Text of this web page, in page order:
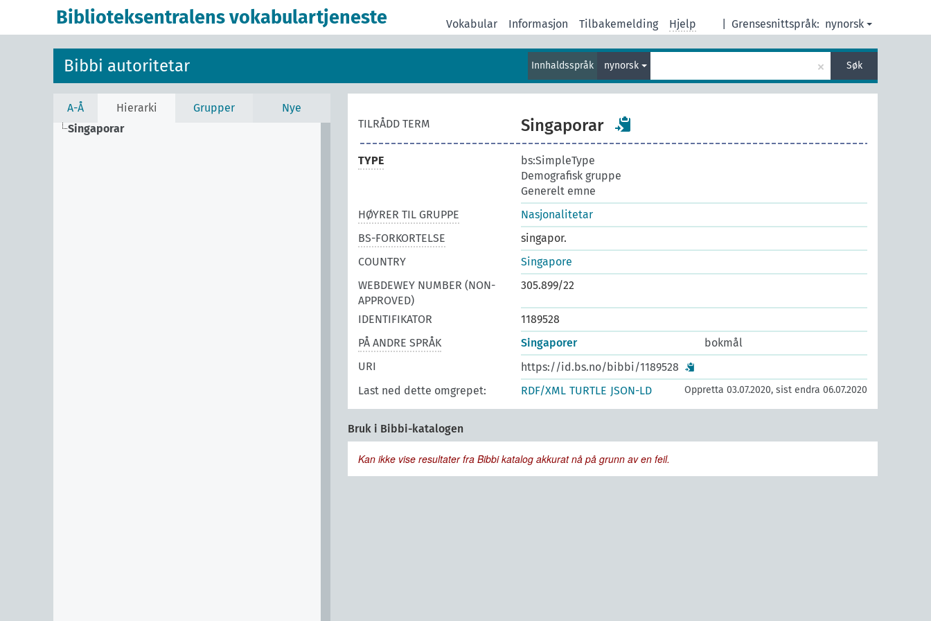
Biblioteksentralens vokabulartjeneste Grensesnittspråk: nynorsk
Vokabular Informasjon Tilbakemelding Hjelp
Bibbi autoritetar Innhaldsspråk nynorsk × Søk
A-Å Hierarki Grupper
Nye
Singaporar
TILRÅDD TERM Singaporar
TYPE
bs:SimpleType
Demografisk gruppe
Generelt emne
HØYRER TIL GRUPPE
Nasjonalitetar
BS-FORKORTELSE
singapor.
COUNTRY
Singapore
WEBDEWEY NUMBER (NON-
APPROVED)
305.899/22
IDENTIFIKATOR
1189528
PÅ ANDRE SPRÅK
Singaporer
bokmål
URI
https://id.bs.no/bibbi/1189528
Last ned dette omgrepet:
RDF/XML TURTLE JSON-LD Oppretta 03.07.2020, sist endra 06.07.2020
Bruk i Bibbi-katalogen
Kan ikke vise resultater fra Bibbi katalog akkurat nå på grunn av en feil.